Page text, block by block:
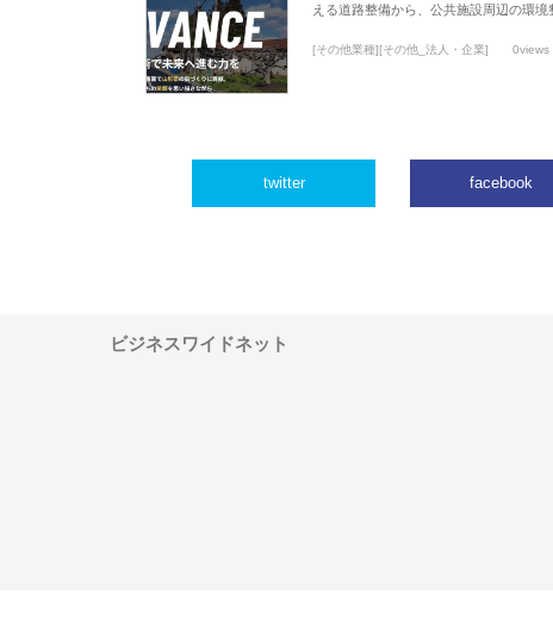
える道路整備から、公共施設周辺の環
[その他業種][その他_法人・企業] 0views
twitter facebook
ビジネスワイドネット